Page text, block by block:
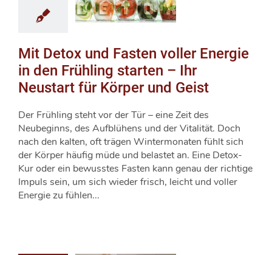
Mit Detox und Fasten voller Energie
in den Frühling starten – Ihr
Neustart für Körper und Geist
Der Frühling steht vor der Tür – eine Zeit des
Neubeginns, des Aufblühens und der Vitalität. Doch
nach den kalten, oft trägen Wintermonaten fühlt sich
der Körper häufig müde und belastet an. Eine Detox-
Kur oder ein bewusstes Fasten kann genau der richtige
Impuls sein, um sich wieder frisch, leicht und voller
Energie zu fühlen...